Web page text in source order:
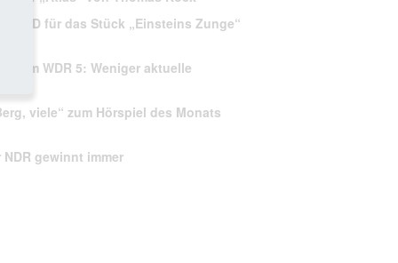
ARD für das Stück „Einsteins Zunge“
WDR 5: Weniger aktuelle
viele“ zum Hörspiel des Monats
gewinnt immer